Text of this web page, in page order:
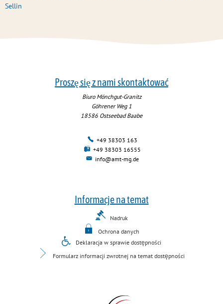
Sellin
Proszę się z nami skontaktować
Biuro Mönchgut-Granitz
Göhrener Weg 1
18586 Ostseebad Baabe
+49 38303 163
+49 38303 16555
info@amt-mg.de
Informacje na temat
Nadruk
Ochrona danych
Deklaracja w sprawie dostępności
Formularz informacji zwrotnej na temat dostępności